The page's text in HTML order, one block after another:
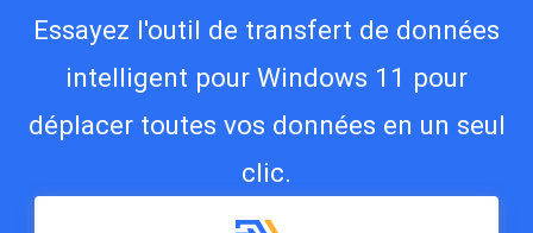
Essayez l'outil de transfert de données
intelligent pour Windows 11 pour
déplacer toutes vos données en un seul
clic.